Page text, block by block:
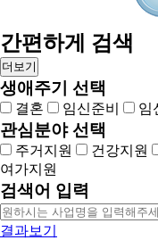
간편하게 검색
더보기
생애주기 선택
결혼 임신준비 임
관심분야 선택
주거지원 건강지원
여가지원
검색어 입력
결과보기